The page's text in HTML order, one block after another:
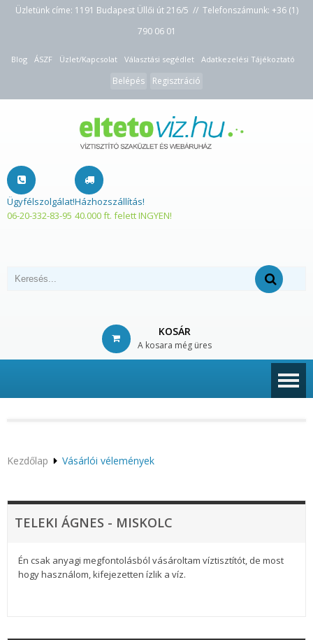
Üzletünk címe: 1191 Budapest Üllői út 216/5 // Telefonszámunk: +36 (1)
790 06 01
Blog ÁSZF Üzlet/Kapcsolat Választási segédlet Adatkezelési Tájékoztató
Belépés Regisztráció
Ügyfélszolgálat!
06-20-332-83-95
Házhozszállítás!
40.000 ft. felett INGYEN!
KOSÁR
A kosara még üres
Kezdőlap Vásárlói vélemények
TELEKI ÁGNES - MISKOLC
Én csak anyagi megfontolásból vásároltam víztisztítót, de most
hogy használom, kifejezetten ízlik a víz.